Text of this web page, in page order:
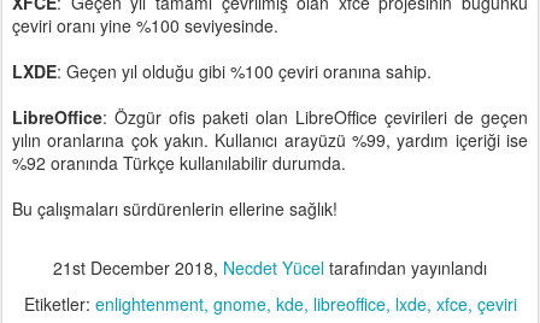
çeviri oranı yine %100 seviyesinde.
LXDE: Geçen yıl olduğu gibi %100 çeviri oranına sahip.
LibreOffice: Özgür ofis paketi olan LibreOffice çevirileri de geçen
yılın oranlarına çok yakın. Kullanıcı arayüzü %99, yardım içeriği ise
%92 oranında Türkçe kullanılabilir durumda.
Bu çalışmaları sürdürenlerin ellerine sağlık!
21st December 2018, Necdet Yücel tarafından yayınlandı
Etiketler: enlightenment gnome kde libreoffice lxde xfce çeviri